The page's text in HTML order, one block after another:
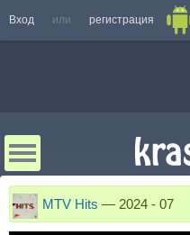
Вход или регистрация
MTV Hits — 2024 - 07